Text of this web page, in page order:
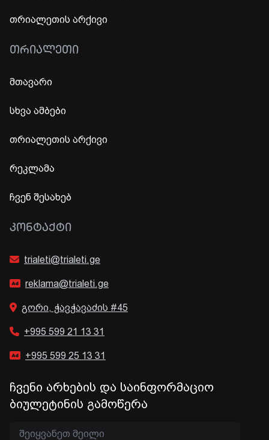
თრიალეთის არქივი
ᲗᲠᲘᲐᲚᲔᲗᲘ
მთავარი
სხვა ამბები
თრიალეთის არქივი
რეკლამა
ჩვენ შესახებ
ᲙᲝᲜᲢᲐᲥᲢᲘ
trialeti@trialeti.ge
reklama@trialeti.ge
გორი, ჭავჭავაძის #45
+995 599 21 13 31
+995 599 25 13 31
ჩვენი არხების და საინფორმაციო
ბიულეტინის გამოწერა